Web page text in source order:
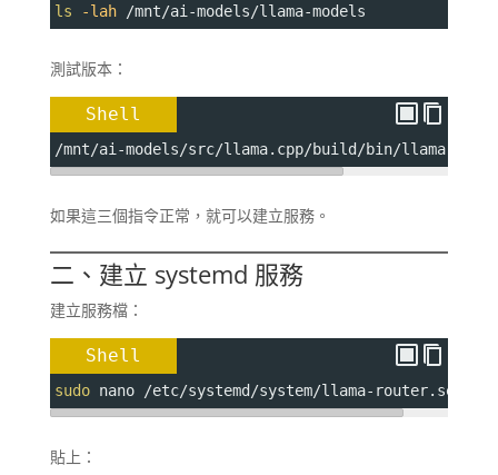
ls -lah /mnt/ai-models/llama-models
測試版本：
Shell
/mnt/ai-models/src/llama.cpp/build/bin/llama-
如果這三個指令正常，就可以建立服務。
二、建立 systemd 服務
建立服務檔：
Shell
sudo nano /etc/systemd/system/llama-router.service
貼上：